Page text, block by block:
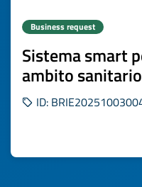
Business request
Sistema smart
ambito sanitario
ID: